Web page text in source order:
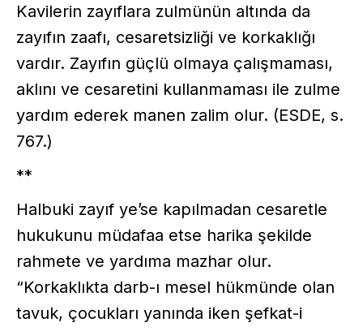
Kavilerin zayıflara zulmünün altında da
zayıfın zaafı, cesaretsizliği ve korkaklığı
vardır. Zayıfın güçlü olmaya çalışmaması,
aklını ve cesaretini kullanmaması ile zulme
yardım ederek manen zalim olur. (ESDE, s.
767.)
**
Halbuki zayıf ye’se kapılmadan cesaretle
hukukunu müdafaa etse harika şekilde
rahmete ve yardıma mazhar olur.
“Korkaklıkta darb-ı mesel hükmünde olan
tavuk, çocukları yanında iken şefkat-i